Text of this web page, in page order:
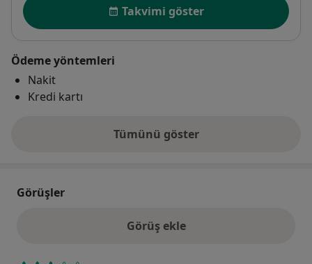
Takvimi göster
Ödeme yöntemleri
Nakit
Kredi kartı
Tümünü göster
adres hakkında
Görüşler
Görüş ekle